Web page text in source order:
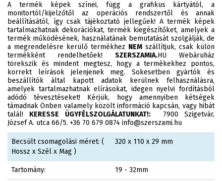
A termék képek színei, függ a grafikus kártyától, a
monitortól/kijelzőtől az operációs rendszertől és annak
beállításától, így csak tájékoztató jellegűek! A termék képek
tartalmazhatnak dekorációkat, termék kiegészítőket, amelyek a
termék működésének, használatának bemutatását szolgálják, de
a megrendelésre kerülő termékhez NEM szállítjuk, csak külön
termékként rendelhetőek! SZERSZAMIA.HU Webáruház
törekszik és mindent megtesz, hogy a termékekhez pontos,
korrekt leírások jelenjenek meg. Sokesetben gyártók és
beszállítók által kapott adatok kerülnek felhasználásra,
amelyek tartalmazhatnak elírásokat, idegen nyelvi fordításból
adódó tévesztéseket! Kérjük, hogy amennyiben kétségek
támadnak Önben valamely közölt információ kapcsán, vagy hibát
talál! KERESSE ÜGYFÉLSZOLGÁLATUNKAT!:7900 Szigetvár,
József A. utca 66/5. +36 70 679 0874 info@szerszami.hu
Becsült csomagolási méret: (
Hossz x Szél x Mag )
320 x 110 x 29 mm
Tartomány: 19 - 32mm